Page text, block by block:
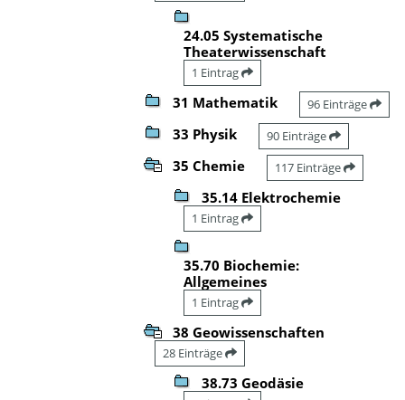
24.05 Systematische
Theaterwissenschaft
1 Eintrag
31 Mathematik 96 Einträge
33 Physik 90 Einträge
35 Chemie 117 Einträge
35.14 Elektrochemie
1 Eintrag
35.70 Biochemie:
Allgemeines
1 Eintrag
38 Geowissenschaften
28 Einträge
38.73 Geodäsie